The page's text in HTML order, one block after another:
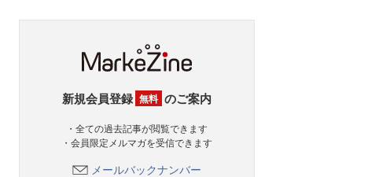
新規会員登録 無料 のご案内
・全ての過去記事が閲覧できます
・会員限定メルマガを受信できます
メールバックナンバー